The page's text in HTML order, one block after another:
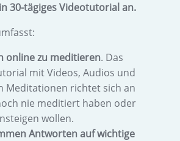
30-tägiges Videotutorial an.
online zu meditieren. Das
mit Videos, Audios und
Meditationen richtet sich an
nie meditiert haben oder
wollen.
Antworten auf wichtige